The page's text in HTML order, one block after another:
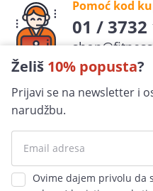
Želiš 10% popusta?
Prijavi se na newsletter i
narudžbu.
Ovime dajem privolu da
Pomoć kod
01 / 3732
pratite nas
Sigurna
100% jamčimo